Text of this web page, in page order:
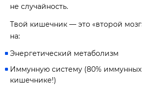
не случайность.
Твой кишечник — это «второй
на:
Энергетический метаболизм
Иммунную систему (80% иммунных
кишечнике!)